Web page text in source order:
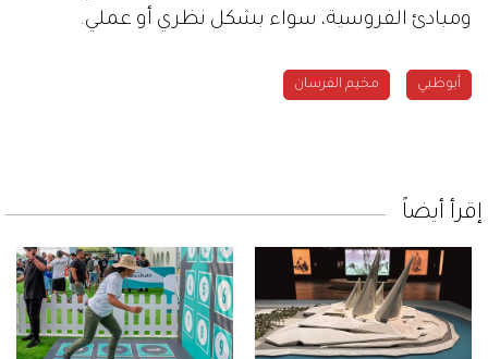
ومبادئ الفروسية، سواء بشكل نظري أو عملي.
أبوظبي مخيم الفرسان
إقرأ أيضاً